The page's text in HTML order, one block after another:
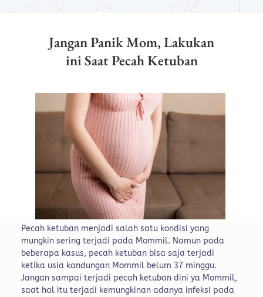
Jangan Panik Mom, Lakukan
ini Saat Pecah Ketuban
Pecah ketuban menjadi salah satu kondisi yang
mungkin sering terjadi pada Mommil. Namun pada
beberapa kasus, pecah ketuban bisa saja terjadi
ketika usia kandungan Mommil belum 37 minggu.
Jangan sampai terjadi pecah ketuban dini ya Mommil,
saat hal itu terjadi kemungkinan adanya infeksi pada